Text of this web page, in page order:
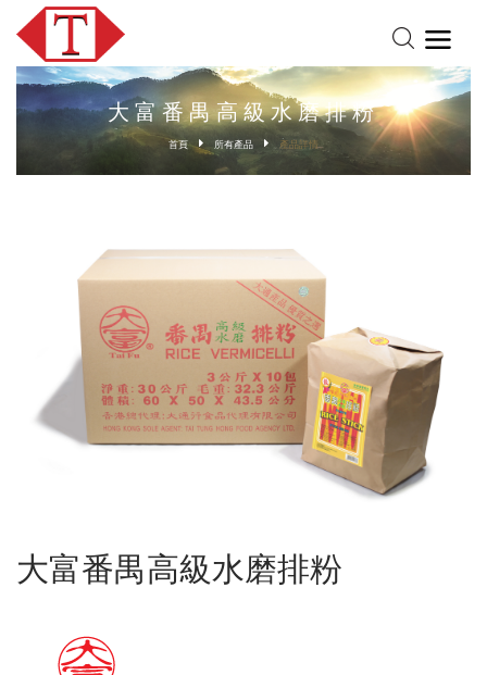
大富番禺高級水磨排粉
首頁 所有產品 產品詳情
大富番禺高級水磨排粉